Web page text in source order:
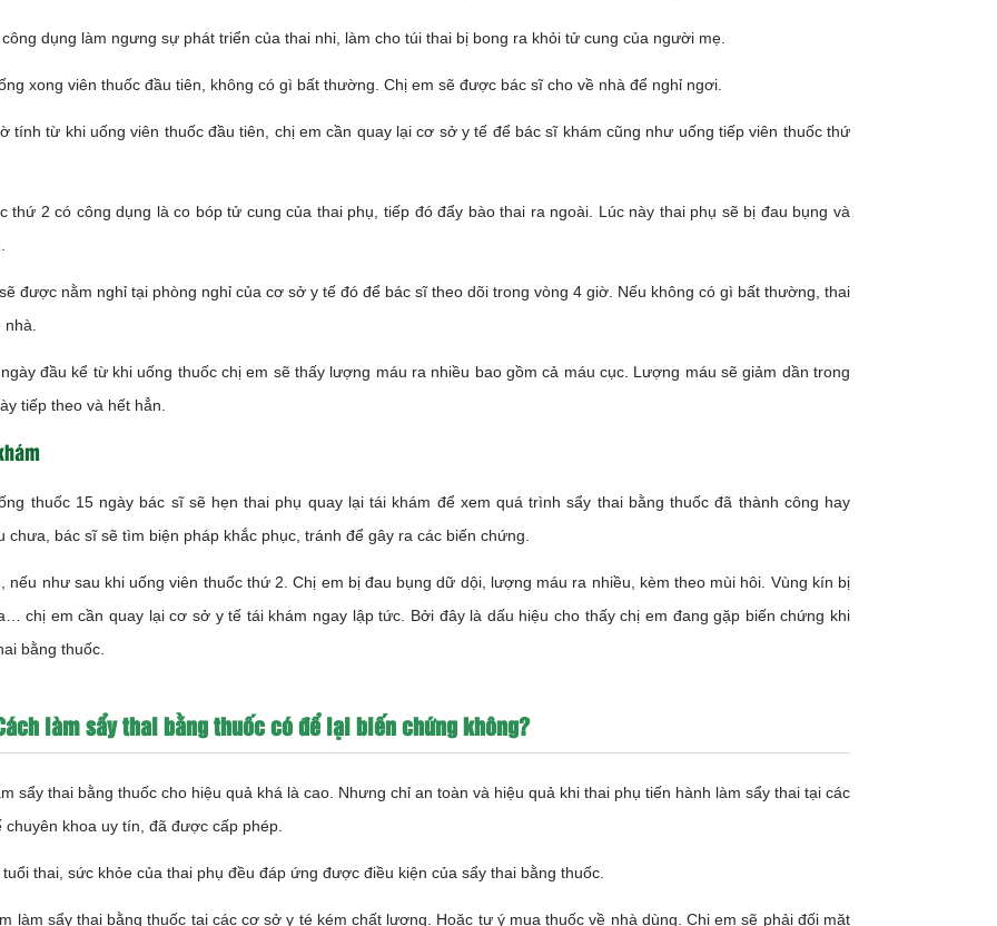
dụng làm ngưng sự phát triển của thai nhi, làm cho túi thai bị bong ra khỏi tử cung của người mẹ.
xong viên thuốc đầu tiên, không có gì bất thường. Chị em sẽ được bác sĩ cho về nhà để nghỉ ngơi.
tính từ khi uống viên thuốc đầu tiên, chị em cần quay lại cơ sở y tế để bác sĩ khám cũng như uống tiếp viên thuốc thứ
thứ 2 có công dụng là co bóp tử cung của thai phụ, tiếp đó đẩy bào thai ra ngoài. Lúc này thai phụ sẽ bị đau bụng và
được nằm nghỉ tại phòng nghỉ của cơ sở y tế đó để bác sĩ theo dõi trong vòng 4 giờ. Nếu không có gì bất thường, thai
đầu kể từ khi uống thuốc chị em sẽ thấy lượng máu ra nhiều bao gồm cả máu cục. Lượng máu sẽ giảm dần trong
tiếp theo và hết hẳn.
thuốc 15 ngày bác sĩ sẽ hẹn thai phụ quay lại tái khám để xem quá trình sẩy thai bằng thuốc đã thành công hay
chưa, bác sĩ sẽ tìm biện pháp khắc phục, tránh để gây ra các biến chứng.
nếu như sau khi uống viên thuốc thứ 2. Chị em bị đau bụng dữ dội, lượng máu ra nhiều, kèm theo mùi hôi. Vùng kín bị
chị em cần quay lại cơ sở y tế tái khám ngay lập tức. Bởi đây là dấu hiệu cho thấy chị em đang gặp biến chứng khi
bằng thuốc.
làm sẩy thai bằng thuốc có để lại biến chứng không?
sẩy thai bằng thuốc cho hiệu quả khá là cao. Nhưng chỉ an toàn và hiệu quả khi thai phụ tiến hành làm sẩy thai tại các
chuyên khoa uy tín, đã được cấp phép.
thai, sức khỏe của thai phụ đều đáp ứng được điều kiện của sẩy thai bằng thuốc.
làm sẩy thai bằng thuốc tại các cơ sở y té kém chất lượng. Hoặc tự ý mua thuốc về nhà dùng. Chị em sẽ phải đối mặt